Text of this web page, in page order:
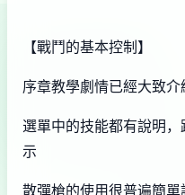
【戰鬥的基本控制】
序章教學劇情已經大致介
選單中的技能都有說明
示
散彈槍的使用很普遍簡單